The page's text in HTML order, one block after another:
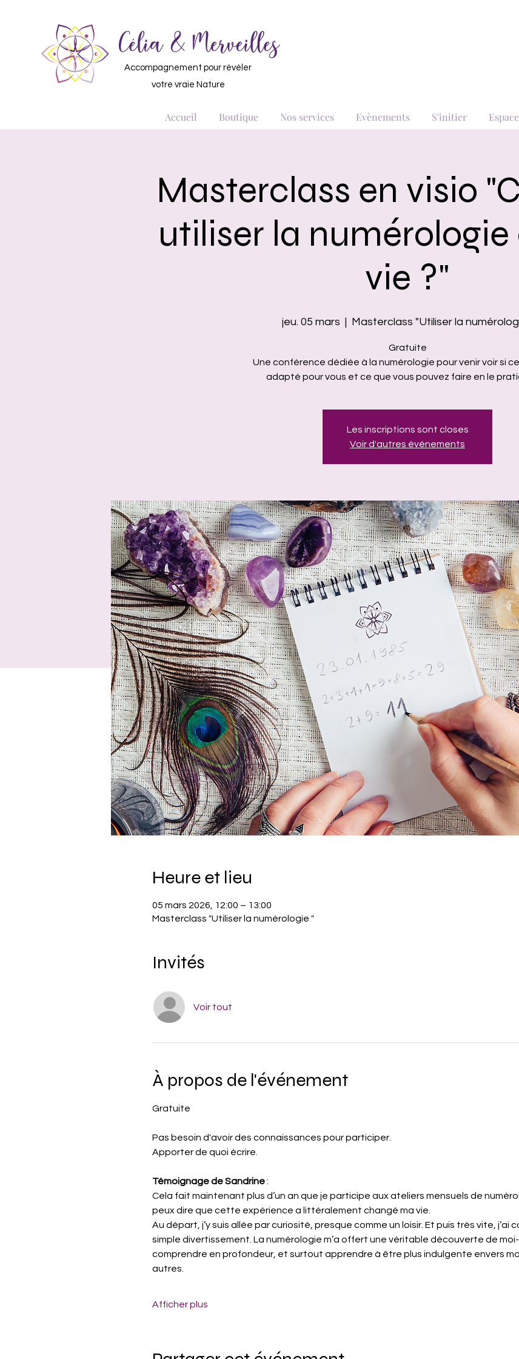
Accompagnement pour révéler
votre vraie Nature
Accueil Boutique Nos services Evènements S'initier
Masterclass en visio
utiliser la
vie ?"
jeu. 05 mars
  |
Masterclass "Utiliser la
Gratuite
Une conférence dédiée à la numérologie pour venir voir si
adapté pour vous et ce que vous pouvez faire en le
Les inscriptions sont closes
Voir d'autres événements
Heure et lieu
05 mars 2026, 12:00 – 13:00
Masterclass "Utiliser la numérologie "
Invités
Voir tout
À propos de l'événement
Gratuite
Pas besoin d'avoir des connaissances pour participer.
Apporter de quoi écrire.
Témoignage de Sandrine :
Cela fait maintenant plus d’un an que je participe aux ateliers mensuels de
peux dire que cette expérience a littéralement changé ma vie.
Au départ, j’y suis allée par curiosité, presque comme un loisir. Et puis très vite, j’ai
simple divertissement. La numérologie m’a offert une véritable découverte de
comprendre en profondeur, et surtout apprendre à être plus indulgente envers
autres.
Afficher plus